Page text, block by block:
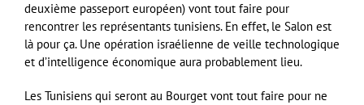
deuxième passeport européen) vont tout faire pour
rencontrer les représentants tunisiens. En effet, le Salon est
là pour ça. Une opération israélienne de veille technologique
et d’intelligence économique aura probablement lieu.
Les Tunisiens qui seront au Bourget vont tout faire pour ne